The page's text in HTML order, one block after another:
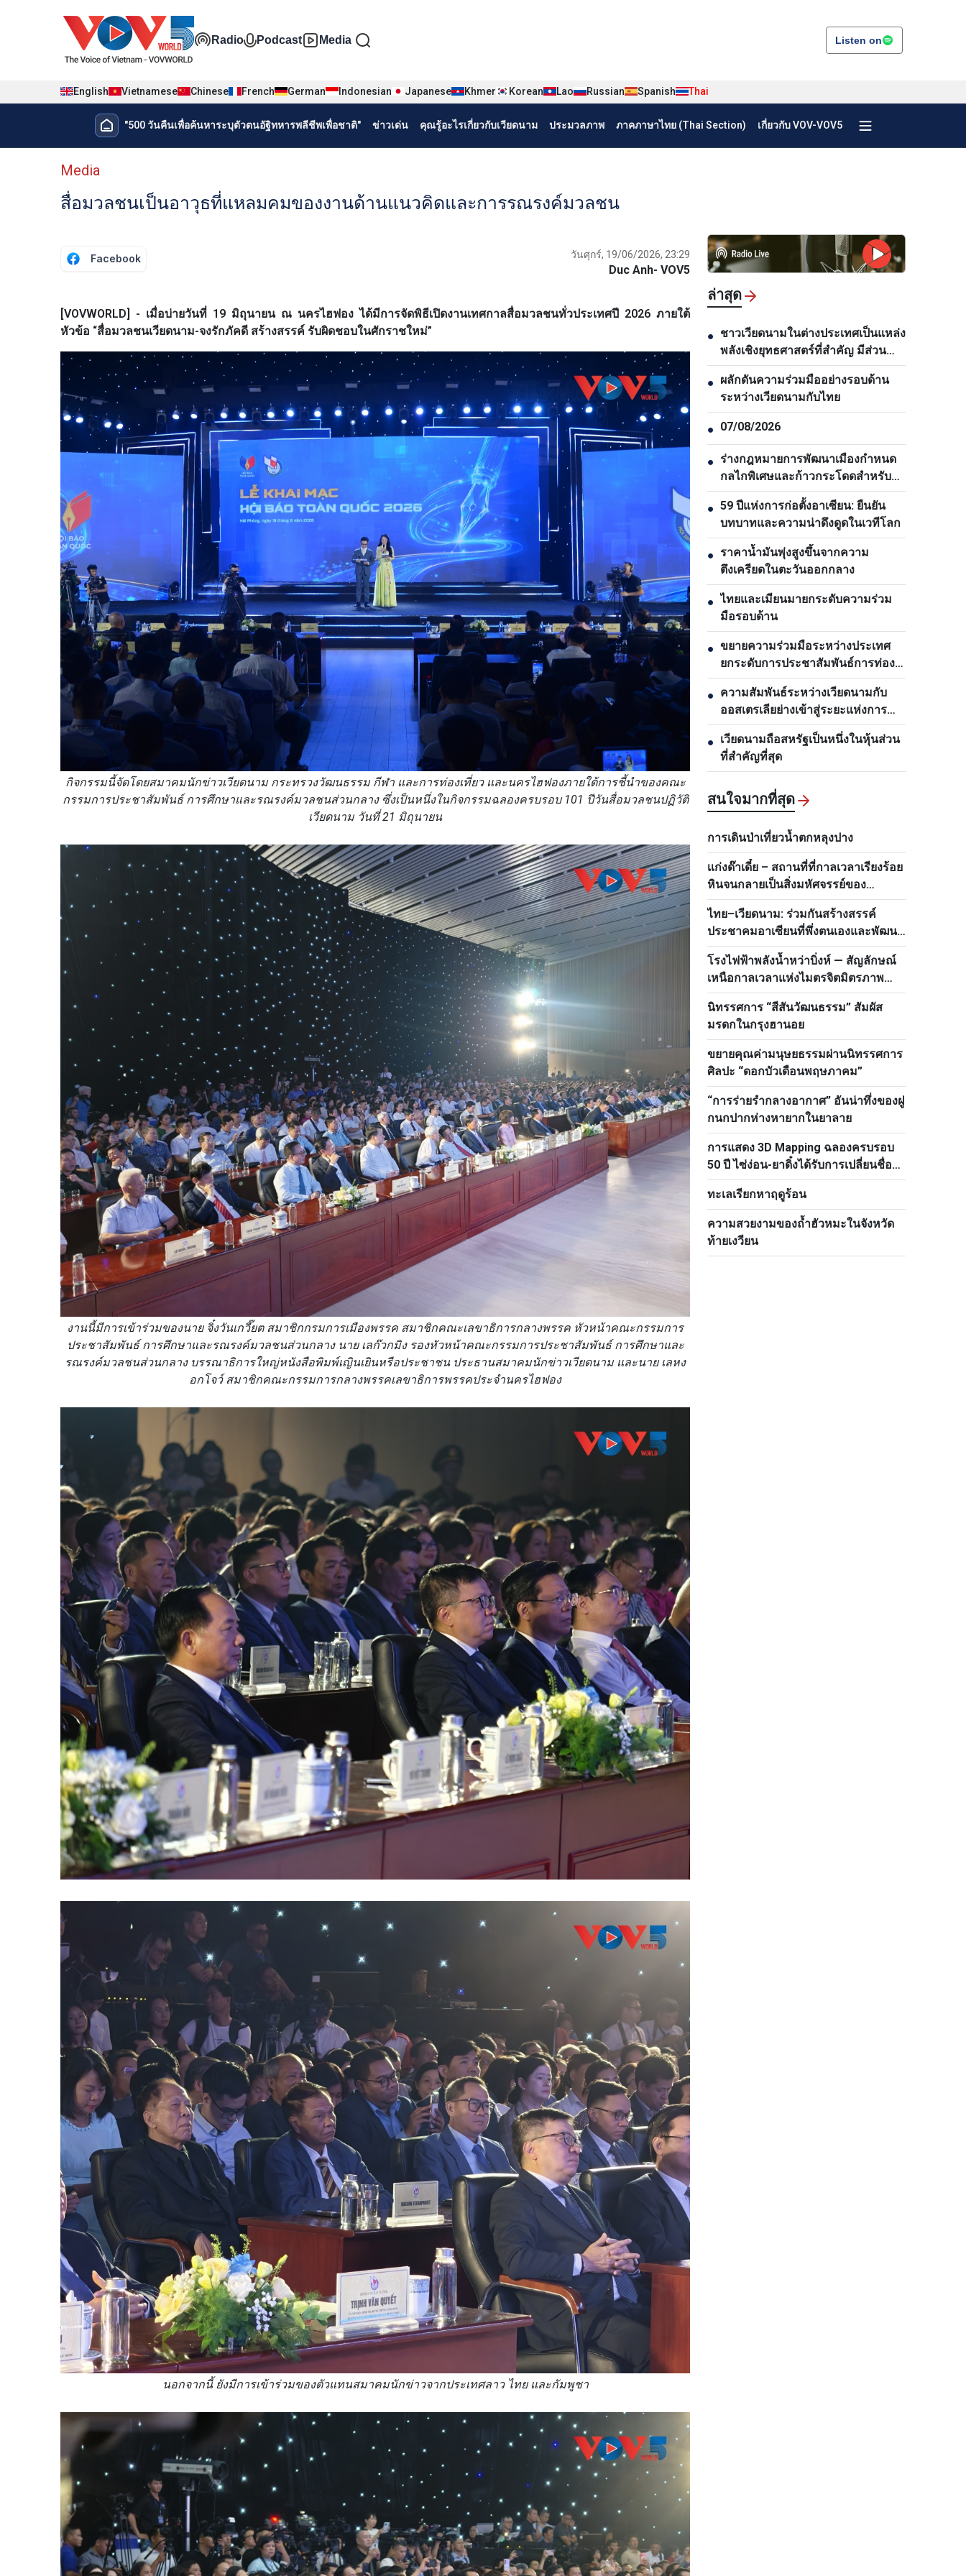
Đa phương tiện tiếng Thái
Radio Podcast Media Listen on
English Vietnamese Chinese French German Indonesian Japanese Khmer Korean Lao Russian Spanish Thai
Menu trang chủ tiếng Thái
"500 วันคืนเพื่อค้นหาระบุตัวตนอัฐิทหารพลีชีพเพื่อชาติ" ข่าวเด่น คุณรู้อะไรเกี่ยวกับเวียดนาม ประมวลภาพ ภาคภาษาไทย (Thai Section) เกี่ยวกับ VOV-VOV5
Menu phụ tiếng Thái
Media
สื่อมวลชนเป็นอาวุธที่แหลมคมของงานด้านแนวคิดและการรณรงค์มวลชน
Facebook วันศุกร์, 19/06/2026, 23:29
Duc Anh- VOV5
[VOVWORLD] - เมื่อบ่ายวันที่ 19 มิถุนายน ณ นครไฮฟอง ได้มีการจัดพิธีเปิดงานเทศกาลสื่อมวลชนทั่วประเทศปี 2026 ภายใต้
หัวข้อ “สื่อมวลชนเวียดนาม-จงรักภัคดี สร้างสรรค์ รับผิดชอบในศักราชใหม่”
กิจกรรมนี้จัดโดยสมาคมนักข่าวเวียดนาม กระทรวงวัฒนธรรม กีฬา และการท่องเที่ยว และนครไฮฟองภายใต้การชี้นำของคณะ
กรรมการประชาสัมพันธ์ การศึกษาและรณรงค์มวลชนส่วนกลาง ซึ่งเป็นหนึ่งในกิจกรรมฉลองครบรอบ 101 ปีวันสื่อมวลชนปฏิวัติ
เวียดนาม วันที่ 21 มิถุนายน
งานนี้มีการเข้าร่วมของนาย จิ๋งวันเกวี๊ยต สมาชิกกรมการเมืองพรรค สมาชิกคณะเลขาธิการกลางพรรค หัวหน้าคณะกรรมการ
ประชาสัมพันธ์ การศึกษาและรณรงค์มวลชนส่วนกลาง นาย เลก๊วกมิง รองหัวหน้าคณะกรรมการประชาสัมพันธ์ การศึกษาและ
รณรงค์มวลชนส่วนกลาง บรรณาธิการใหญ่หนังสือพิมพ์เญินเยินหรือประชาชน ประธานสมาคมนักข่าวเวียดนาม และนาย เลหง
อกโจว์ สมาชิกคณะกรรมการกลางพรรคเลขาธิการพรรคประจำนครไฮฟอง
นอกจากนี้ ยังมีการเข้าร่วมของตัวแทนสมาคมนักข่าวจากประเทศลาว ไทย และกัมพูชา
ล่าสุด
● ชาวเวียดนามในต่างประเทศเป็นแหล่ง
พลังเชิงยุทธศาสตร์ที่สำคัญ มีส่วน
ช่วยยกระดับพลังรวมของชาติ
● ผลักดันความร่วมมืออย่างรอบด้าน
ระหว่างเวียดนามกับไทย
● 07/08/2026
● ร่างกฎหมายการพัฒนาเมืองกำหนด
กลไกพิเศษและก้าวกระโดดสำหรับ
นครโฮจิมินห์
● 59 ปีแห่งการก่อตั้งอาเซียน: ยืนยัน
บทบาทและความน่าดึงดูดในเวทีโลก
● ราคาน้ำมันพุ่งสูงขึ้นจากความ
ตึงเครียดในตะวันออกกลาง
● ไทยและเมียนมายกระดับความร่วม
มือรอบด้าน
● ขยายความร่วมมือระหว่างประเทศ
ยกระดับการประชาสัมพันธ์การท่อง
เที่ยวเวียดนาม
● ความสัมพันธ์ระหว่างเวียดนามกับ
ออสเตรเลียย่างเข้าสู่ระยะแห่งการ
พัฒนาใหม่
● เวียดนามถือสหรัฐเป็นหนึ่งในหุ้นส่วน
ที่สำคัญที่สุด
สนใจมากที่สุด
การเดินป่าเที่ยวน้ำตกหลุงปาง
เเก่งด๊าเดี๋ย – สถานที่ที่กาลเวลาเรียงร้อย
หินจนกลายเป็นสิ่งมหัศจรรย์ของ
เวียดนาม
ไทย–เวียดนาม: ร่วมกันสร้างสรรค์
ประชาคมอาเซียนที่พึ่งตนเองและพัฒนา
แห่งสีเขียว
โรงไฟฟ้าพลังน้ำหว่าบิ่งห์ — สัญลักษณ์
เหนือกาลเวลาแห่งไมตรจิตมิตรภาพ
เวียดนาม–รัสเซีย
นิทรรศการ “สีสันวัฒนธรรม” สัมผัส
มรดกในกรุงฮานอย
ขยายคุณค่ามนุษยธรรมผ่านนิทรรศการ
ศิลปะ “ดอกบัวเดือนพฤษภาคม”
“การร่ายรำกลางอากาศ” อันน่าทึ่งของฝู
กนกปากห่างหายากในยาลาย
การแสดง 3D Mapping ฉลองครบรอบ
50 ปี ไซ่ง่อน-ยาดิ๋งได้รับการเปลี่ยนชื่อ
เป็นโฮจิมินห์
ทะเลเรียกหาฤดูร้อน
ความสวยงามของถ้ำฮัวหมะในจังหวัด
ท้ายเงวียน